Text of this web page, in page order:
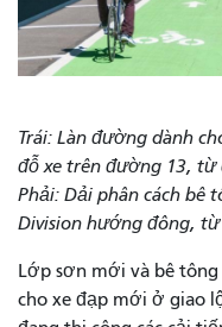
Trái: Làn đường dành
đỗ xe trên đường 13, từ
Phải: Dải phân cách
Division hướng đông,
Lớp sơn mới và bê
cho xe đạp mới ở giao